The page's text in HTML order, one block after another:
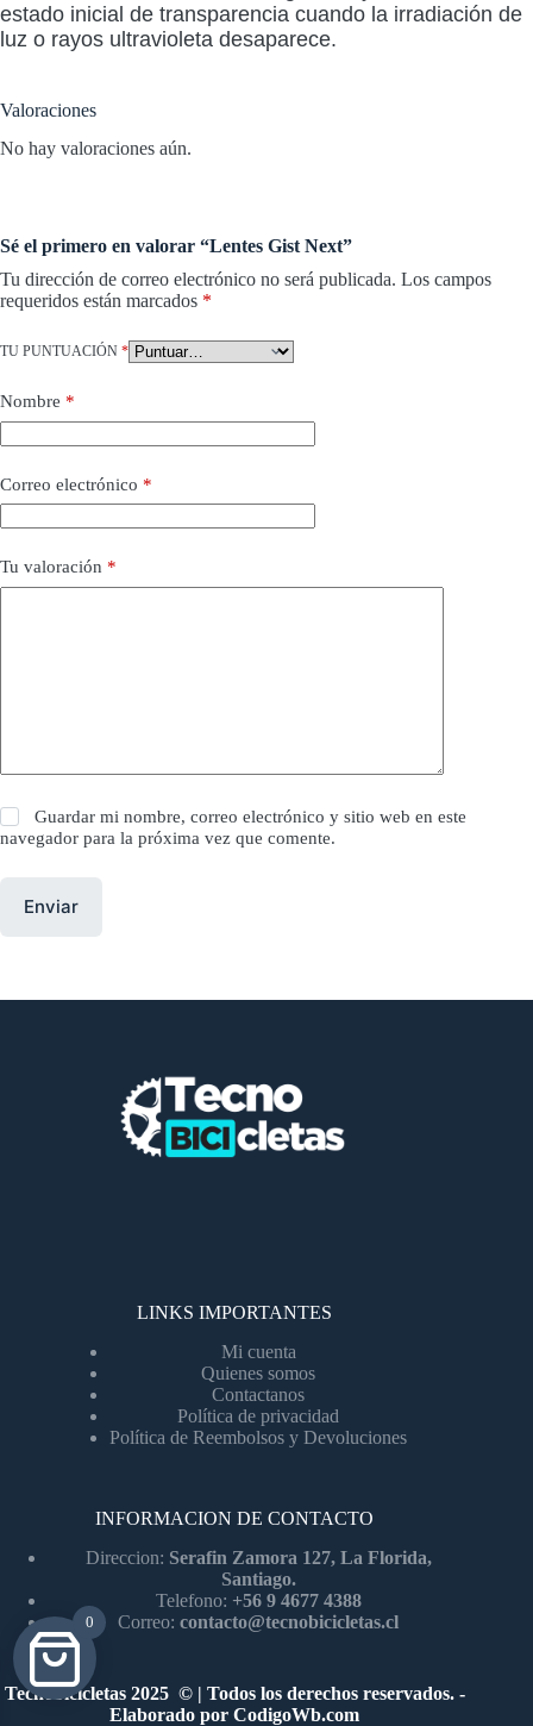
estado inicial de transparencia cuando la irradiación de
luz o rayos ultravioleta desaparece.
Valoraciones
No hay valoraciones aún.
Sé el primero en valorar “Lentes Gist Next”
Tu dirección de correo electrónico no será publicada. Los campos
requeridos están marcados *
TU PUNTUACIÓN *
Nombre *
Correo electrónico *
Tu valoración *
Guardar mi nombre, correo electrónico y sitio web en este
navegador para la próxima vez que comente.
Enviar
LINKS IMPORTANTES
Mi cuenta
Quienes somos
Contactanos
Política de privacidad
Política de Reembolsos y Devoluciones
INFORMACION DE CONTACTO
Direccion: Serafin Zamora 127, La Florida,
Santiago.
Telefono: +56 9 4677 4388
Correo:contacto@tecnobicicletas.cl
Tecnobicicletas 2025 © | Todos los derechos reservados. -
Elaborado porCodigoWb.com
0